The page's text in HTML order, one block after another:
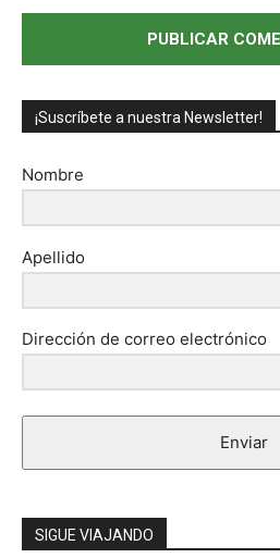
¡Suscríbete a nuestra Newsletter!
Nombre
Apellido
Dirección de correo electrónico
Enviar
SIGUE VIAJANDO